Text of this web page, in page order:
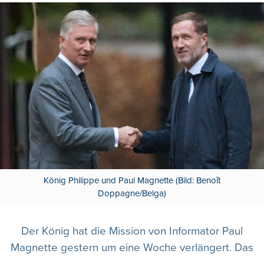
König Philippe und Paul Magnette (Bild: Benoît
Doppagne/Belga)
Der König hat die Mission von Informator Paul
Magnette gestern um eine Woche verlängert. Das